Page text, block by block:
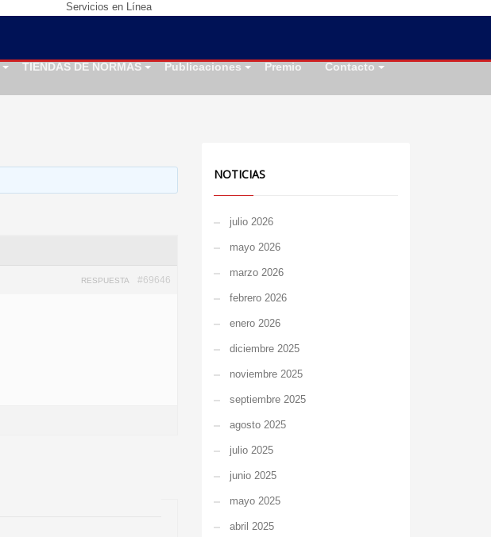
Servicios en Línea
TIENDAS DE NORMAS Publicaciones Premio Contacto
#69646
RESPUESTA
NOTICIAS
julio 2026
mayo 2026
marzo 2026
febrero 2026
enero 2026
diciembre 2025
noviembre 2025
septiembre 2025
agosto 2025
julio 2025
junio 2025
mayo 2025
abril 2025